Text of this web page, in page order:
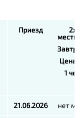
Приезд
2х
Цена
1
21.06.2026 нет